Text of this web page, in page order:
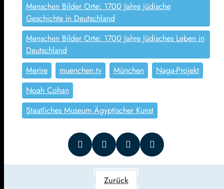
Menschen Bilder Orte: 1700 Jahre jüdische
Geschichte in Deutschland
Menschen Bilder Orte: 1700 Jahre Jüdisches Leben in
Deutschland
Merire
muenchen.tv München
Naga-Projekt
Noah Cohan
Staatliches Museum Ägyptischer Kunst
Zurück